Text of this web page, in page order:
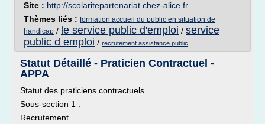
Site : http://scolaritepartenariat.chez-alice.fr
Thèmes liés : formation accueil du public en situation de
handicap / le service public d'emploi / service
public d emploi / recrutement assistance public
Statut Détaillé - Praticien Contractuel -
APPA
Statut des praticiens contractuels
Sous-section 1 :
Recrutement